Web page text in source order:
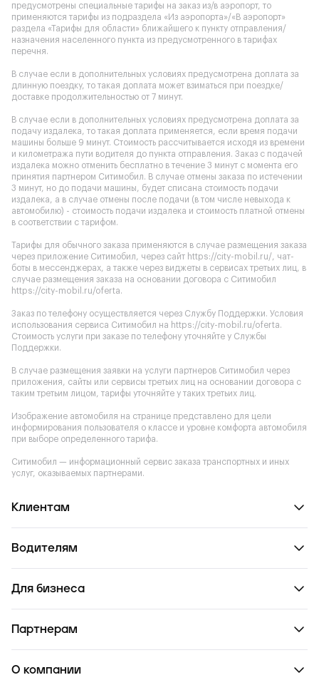
предусмотрены специальные тарифы на заказ из/в аэропорт, то
применяются тарифы из подраздела «Из аэропорта»/«В аэропорт»
раздела «Тарифы для области» ближайшего к пункту отправления/
назначения населенного пункта из предусмотренного в тарифах
перечня.
В случае если в дополнительных условиях предусмотрена доплата за
длинную поездку, то такая доплата может взиматься при поездке/
доставке продолжительностью от 7 минут.
В случае если в дополнительных условиях предусмотрена доплата за
подачу издалека, то такая доплата применяется, если время подачи
машины больше 9 минут. Стоимость рассчитывается исходя из времени
и километража пути водителя до пункта отправления. Заказ с подачей
издалека можно отменить бесплатно в течение 3 минут с момента его
принятия партнером Ситимобил. В случае отмены заказа по истечении
3 минут, но до подачи машины, будет списана стоимость подачи
издалека, а в случае отмены после подачи (в том числе невыхода к
автомобилю) - стоимость подачи издалека и стоимость платной отмены
в соответствии с тарифом.
Тарифы для обычного заказа применяются в случае размещения заказа
через приложение Ситимобил, через сайт https://city-mobil.ru/ , чат-
боты в мессенджерах, а также через виджеты в сервисах третьих лиц, в
случае размещения заказа на основании договора с Ситимобил
https://city-mobil.ru/oferta.
Заказ по телефону осуществляется через Службу Поддержки. Условия
использования сервиса Ситимобил на https://city-mobil.ru/oferta.
Стоимость услуги при заказе по телефону уточняйте у Службы
Поддержки.
В случае размещения заявки на услуги партнеров Ситимобил через
приложения, сайты или сервисы третьих лиц на основании договора с
таким третьим лицом, тарифы уточняйте у таких третьих лиц.
Изображение автомобиля на странице представлено для цели
информирования пользователя о классе и уровне комфорта автомобиля
при выборе определенного тарифа.
Ситимобил — информационный сервис заказа транспортных и иных
услуг, оказываемых партнерами.
Клиентам
Водителям
Для бизнеса
Партнерам
О компании